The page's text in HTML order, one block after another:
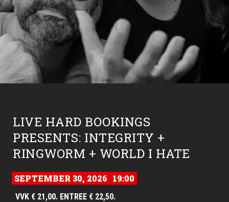
LIVE HARD BOOKINGS
PRESENTS: INTEGRITY +
RINGWORM + WORLD I HATE
SEPTEMBER 30, 2026 19:00
VVK € 21,00. ENTREE € 22,50.